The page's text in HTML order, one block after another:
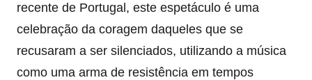
recente de Portugal, este espetáculo é uma
celebração da coragem daqueles que se
recusaram a ser silenciados, utilizando a música
como uma arma de resistência em tempos